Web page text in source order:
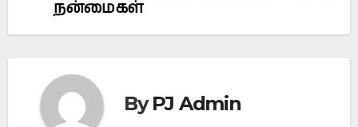
நன்மைகள்
ByPJ Admin